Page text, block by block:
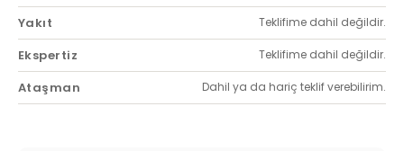
Yakıt Teklifime dahil değildir.
Ekspertiz Teklifime dahil değildir.
Ataşman Dahil ya da hariç teklif verebilirim.